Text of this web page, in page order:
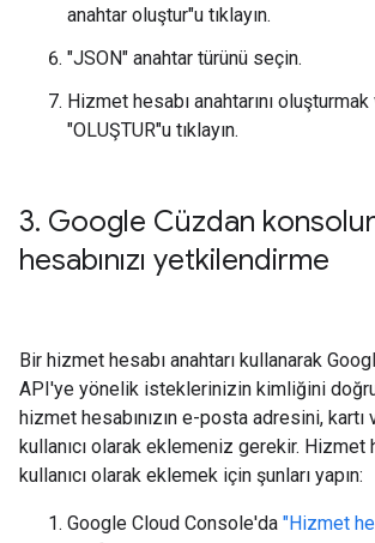
anahtar oluştur"u tıklayın.
"JSON" anahtar türünü seçin.
Hizmet hesabı anahtarını
"OLUŞTUR"u tıklayın.
3. Google Cüzdan
hesabınızı yetkilendirme
Bir hizmet hesabı anahtarı kullanarak
API'ye yönelik isteklerinizin kimliğini
hizmet hesabınızın e-posta adresini, kartı
kullanıcı olarak eklemeniz gerekir. Hizmet
kullanıcı olarak eklemek için şunları yapın:
Google Cloud Console'da "Hizmet